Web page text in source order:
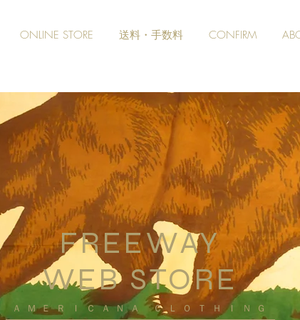
ONLINE STORE 送料・手数料 CONFIRM
FREEWAY
WEB STORE
​ＡＭＥＲＩＣＡＮＡ ＣＬＯＴＨＩＮＧ